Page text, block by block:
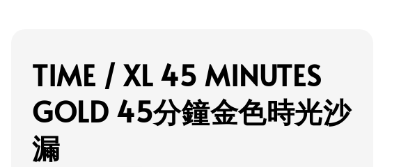
TIME / XL 45 MINUTES
GOLD 45分鐘金色時光沙
漏